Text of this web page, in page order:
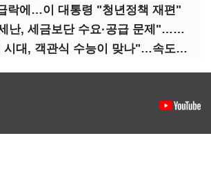
락에…이 대통령 "청년정책 재편"
성기홍 "전월세난, 세금보단 수요·공급 문제"…닥공 시사
이 대통령 "AI 시대, 객관식 수능이 맞나"…속도전 '경계'